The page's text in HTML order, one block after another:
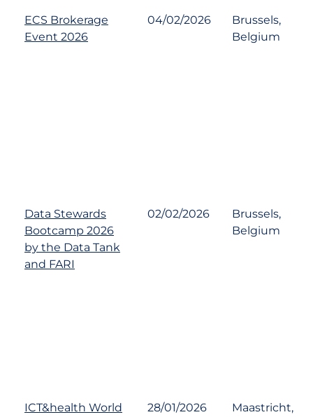
ECS Brokerage
Event 2026
04/02/2026
Brussels,
Belgium
Data Stewards
Bootcamp 2026
by the Data Tank
and FARI
02/02/2026
Brussels,
Belgium
ICT&health World
28/01/2026
Maastricht,